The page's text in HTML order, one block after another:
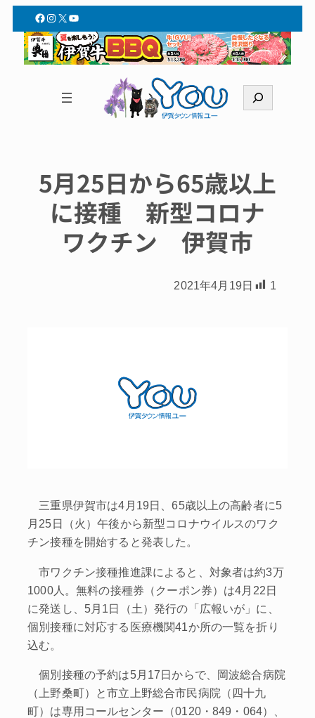
Facebook
Instagram
X YouTube
索
5月25日から65歳以上
に接種 新型コロナ
ワクチン 伊賀市
2021年4月19日 1
三重県伊賀市は4月19日、65歳以上の高齢者に5
月25日（火）午後から新型コロナウイルスのワク
チン接種を開始すると発表した。
市ワクチン接種推進課によると、対象者は約3万
1000人。無料の接種券（クーポン券）は4月22日
に発送し、5月1日（土）発行の「広報いが」に、
個別接種に対応する医療機関41か所の一覧を折り
込む。
個別接種の予約は5月17日からで、岡波総合病院
（上野桑町）と市立上野総合市民病院（四十九
町）は専用コールセンター（0120・849・064）、